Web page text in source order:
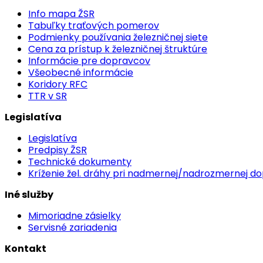
Info mapa ŽSR
Tabuľky traťových pomerov
Podmienky používania železničnej siete
Cena za prístup k železničnej štruktúre
Informácie pre dopravcov
Všeobecné informácie
Koridory RFC
TTR v SR
Legislatíva
Legislatíva
Predpisy ŽSR
Technické dokumenty
Kríženie žel. dráhy pri nadmernej/nadrozmernej
Iné služby
Mimoriadne zásielky
Servisné zariadenia
Kontakt